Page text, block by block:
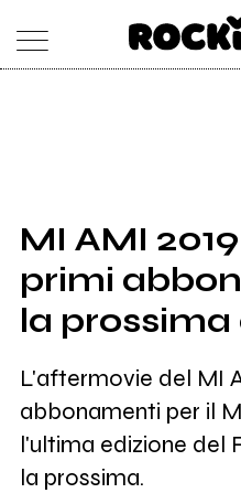
SHOP
RADIO
MI AMI
primi
la
L'aftermovie del MI
abbonamenti per il
l'ultima edizione del
la prossima.